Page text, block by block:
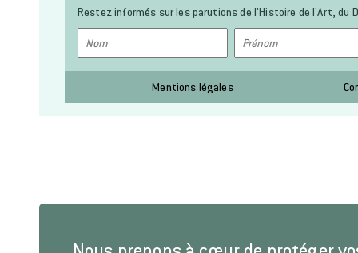
Restez informés sur les parutions de l’Histoire de l’Art, du
Mentions légales